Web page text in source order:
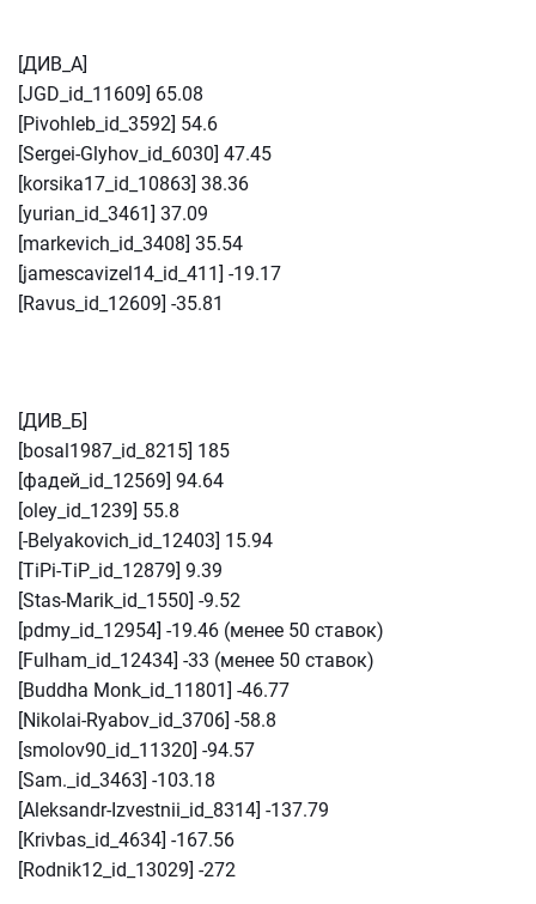
[ДИВ_A]
[JGD_id_11609] 65.08
[Pivohleb_id_3592] 54.6
[Sergei-Glyhov_id_6030] 47.45
[korsika17_id_10863] 38.36
[yurian_id_3461] 37.09
[markevich_id_3408] 35.54
[jamescavizel14_id_411] -19.17
[Ravus_id_12609] -35.81
[ДИВ_Б]
[bosal1987_id_8215] 185
[фадей_id_12569] 94.64
[oley_id_1239] 55.8
[-Belyakovich_id_12403] 15.94
[TiPi-TiP_id_12879] 9.39
[Stas-Marik_id_1550] -9.52
[pdmy_id_12954] -19.46 (менее 50 ставок)
[Fulham_id_12434] -33 (менее 50 ставок)
[Buddha Monk_id_11801] -46.77
[Nikolai-Ryabov_id_3706] -58.8
[smolov90_id_11320] -94.57
[Sam._id_3463] -103.18
[Aleksandr-Izvestnii_id_8314] -137.79
[Krivbas_id_4634] -167.56
[Rodnik12_id_13029] -272